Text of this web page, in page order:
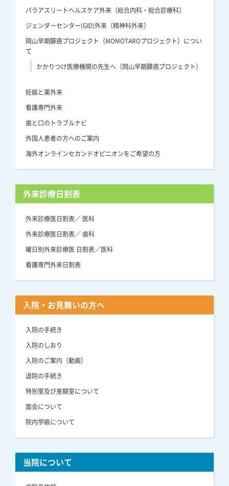
パラアスリートヘルスケア外来（総合内科・総合診療科）
ジェンダーセンター(GID)外来（精神科外来）
岡山早期膵癌プロジェクト（MOMOTAROプロジェクト）につい
て
かかりつけ医療機関の先生へ（岡山早期膵癌プロジェクト）
妊娠と薬外来
看護専門外来
歯と口のトラブルナビ
外国人患者の方へのご案内
海外オンラインセカンドオピニオンをご希望の方
外来診療日割表
外来診療医日割表／ 医科
外来診療医日割表／ 歯科
曜日別外来診療医 日割表／医科
看護専門外来日割表
入院・お見舞いの方へ
入院の手続き
入院のしおり
入院のご案内（動画）
退院の手続き
特別室及び差額室について
面会について
院内学級について
当院について